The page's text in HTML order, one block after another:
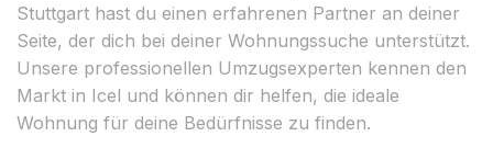
Stuttgart hast du einen erfahrenen Partner an deiner
Seite, der dich bei deiner Wohnungssuche unterstützt.
Unsere professionellen Umzugsexperten kennen den
Markt in Icel und können dir helfen, die ideale
Wohnung für deine Bedürfnisse zu finden.